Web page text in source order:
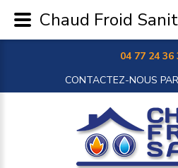
04 77 24 36
CONTACTEZ-NOUS